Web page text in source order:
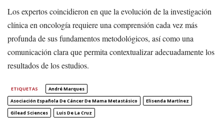
Los expertos coincidieron en que la evolución de la investigación
clínica en oncología requiere una comprensión cada vez más
profunda de sus fundamentos metodológicos, así como una
comunicación clara que permita contextualizar adecuadamente los
resultados de los estudios.
ETIQUETAS
André Marques
Asociación Española De Cáncer De Mama Metastásico
Elisenda Martínez
Gilead Sciences
Luis De La Cruz